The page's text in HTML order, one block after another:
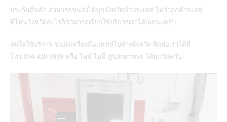
ประกันสินค้า สามารถขนส่งได้ทุกจังหวัดทั่วประเทศ ไม่ว่าลูกค้าจะอยู่
ที่ไหนจังหวัดอะไรก็สามารถเรียกใช้บริการเราได้เลยนะครับ
สนใจใช้บริการ ขนส่งเครื่องมือแพทย์ไปต่างจังหวัด ติดต่อเราได้ที่
โทร.094-438-9999 หรือ ไลน์ ไอดี @Dinomove ได้ทุกวันครับ